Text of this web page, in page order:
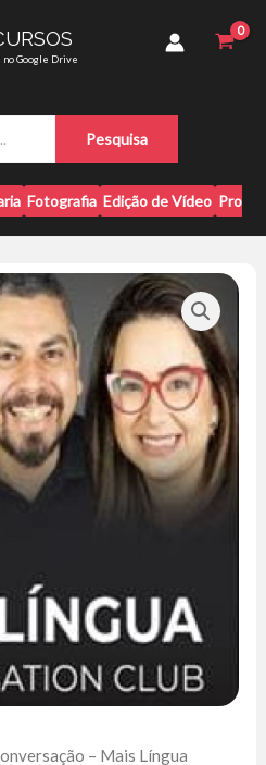
no Google Drive
s
q
u
i
a
r
Pesquisa
Fotografia Edição de Vídeo
– Mais Língua